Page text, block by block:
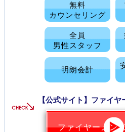
無料
カウンセリング
全員
男性スタッフ
明朗会計
【公式サイト】ファイ
ファイヤーメン